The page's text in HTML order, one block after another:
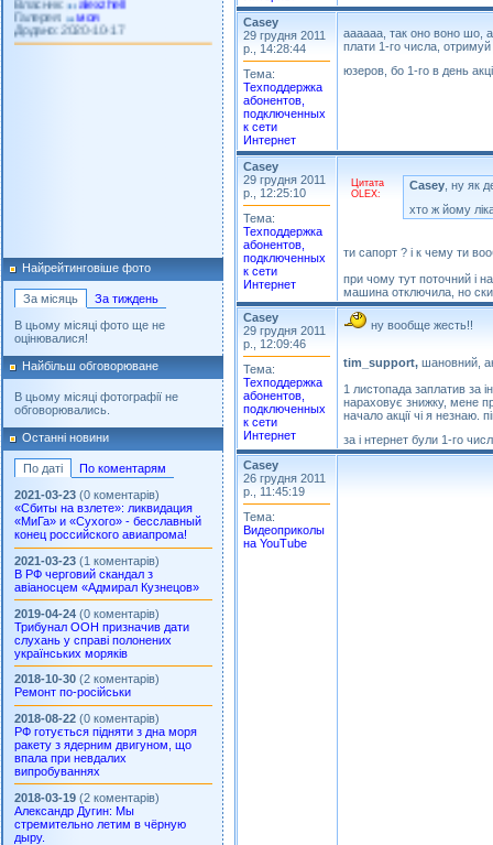
Додано: 2020-10-17
Найрейтинговіше фото
За місяць
За тиждень
В цьому місяці фото ще не
оцінювалися!
Найбільш обговорюване
В цьому місяці фотографії не
обговорювались.
Останні новини
По даті
По коментарям
2021-03-23 (0 коментарів)
«Сбиты на взлете»: ликвидация
«МиГа» и «Сухого» - бесславный
конец российского авиапрома!
2021-03-23 (1 коментарів)
В РФ черговий скандал з
авіаносцем «Адмирал Кузнецов»
2019-04-24 (0 коментарів)
Трибунал ООН призначив дати
слухань у справі полонених
українських моряків
2018-10-30 (2 коментарів)
Ремонт по-російськи
2018-08-22 (0 коментарів)
РФ готується підняти з дна моря
ракету з ядерним двигуном, що
впала при невдалих
випробуваннях
2018-03-19 (2 коментарів)
Александр Дугин: Мы
стремительно летим в чёрную
дыру.
Casey
29 грудня 2011
р., 14:28:44
Тема:
Техподдержка
абонентов,
подключенных
к сети
Интернет
аааааа, так оно воно шо,
плати 1-го числа,
юзеров, бо 1-го в день
Casey
29 грудня 2011
р., 12:25:10
Тема:
Техподдержка
абонентов,
подключенных
к сети
Интернет
Цитата
OLEX:
Casey , ну як
хто ж йому
ти сапорт ? і к чему ти
при чому тут поточний і
машина отключила, но
Casey
29 грудня 2011
р., 12:09:46
Тема:
Техподдержка
абонентов,
подключенных
к сети
Интернет
ну вообще жесть!!
tim_support, шановний,
1 листопада заплатив за
нараховує знижку, мене
начало акції чі я незнаю.
за і нтернет були 1-го
Casey
26 грудня 2011
р., 11:45:19
Тема:
Видеоприколы
на YouTube